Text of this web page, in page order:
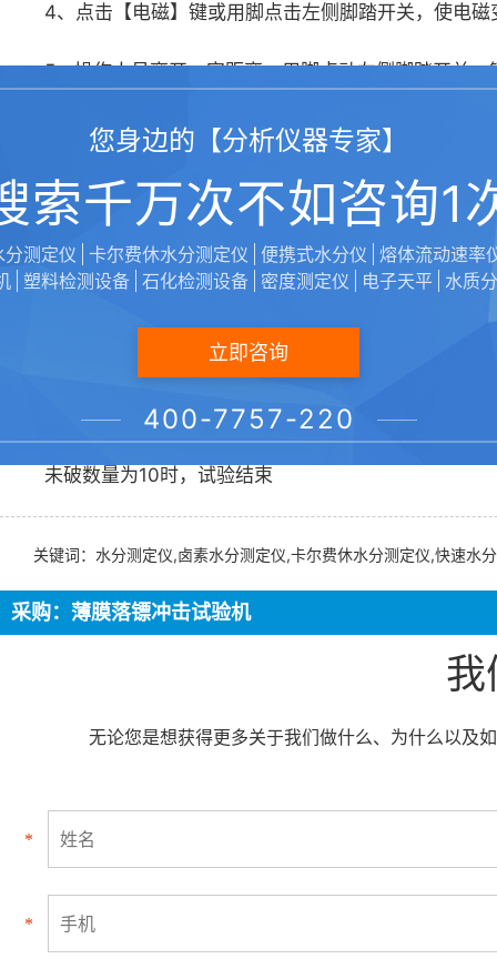
4、点击【电磁】键或用脚点击左侧脚踏开关，使电
5、操作人员离开一定距离，用脚点动左侧脚踏开关
6、如果试样破损，点击【冲破】键，此时界面内试
7、假设试样未破，在镖杆上增加一个15g的砝码（
8、假设增加到195g时（增加了3次砝码）出现第一
9、试样出现破损时减小一个与△M值相同质量的砝
10、20组试验之后，破损的数量为N；a 当N=10时
未破数量为10时，试验结束
关键词：水分测定仪,卤素水分测定仪,卡尔费休水分测定仪,快速水
采购：薄膜落镖冲击试验机
我
无论您是想获得更多关于我们做什么、为什么以及
*
*
您身边的【分析仪器专家】
索千万次不如咨询1
分测定仪 卡尔费休水分测定仪 便携式水分仪 熔体流动速率
塑料检测设备 石化检测设备 密度测定仪 电子天平 水质
立即咨询
400-7757-220